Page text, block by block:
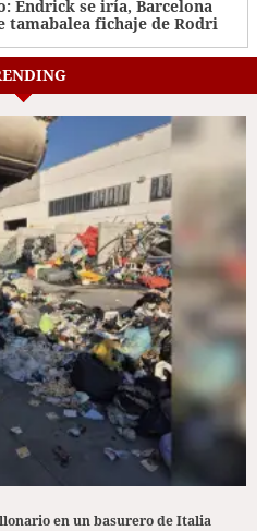
Endrick se iría, Barcelona
tamabalea fichaje de Rodri
en un basurero de Italia